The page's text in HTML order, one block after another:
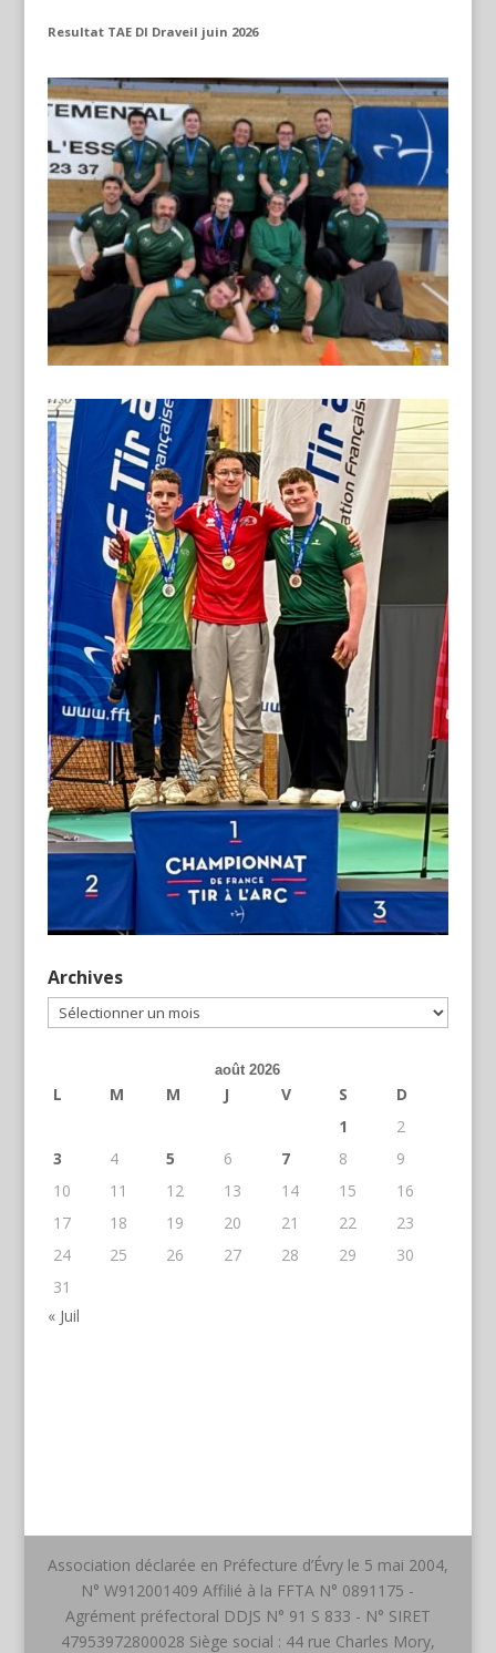
Resultat TAE DI Draveil juin 2026
Archives
Archives
août 2026
L M M J V S
D
1
2
3
4 5 6 7 8
9
10
11 12 13 14 15
16
17
18 19 20 21 22
23
24
25 26 27 28 29
30
31
« Juil
Association déclarée en Préfecture d’Évry le 5 mai 2004,
N° W912001409 Affilié à la FFTA N° 0891175 -
Agrément préfectoral DDJS N° 91 S 833 - N° SIRET
47953972800028 Siège social : 44 rue Charles Mory,